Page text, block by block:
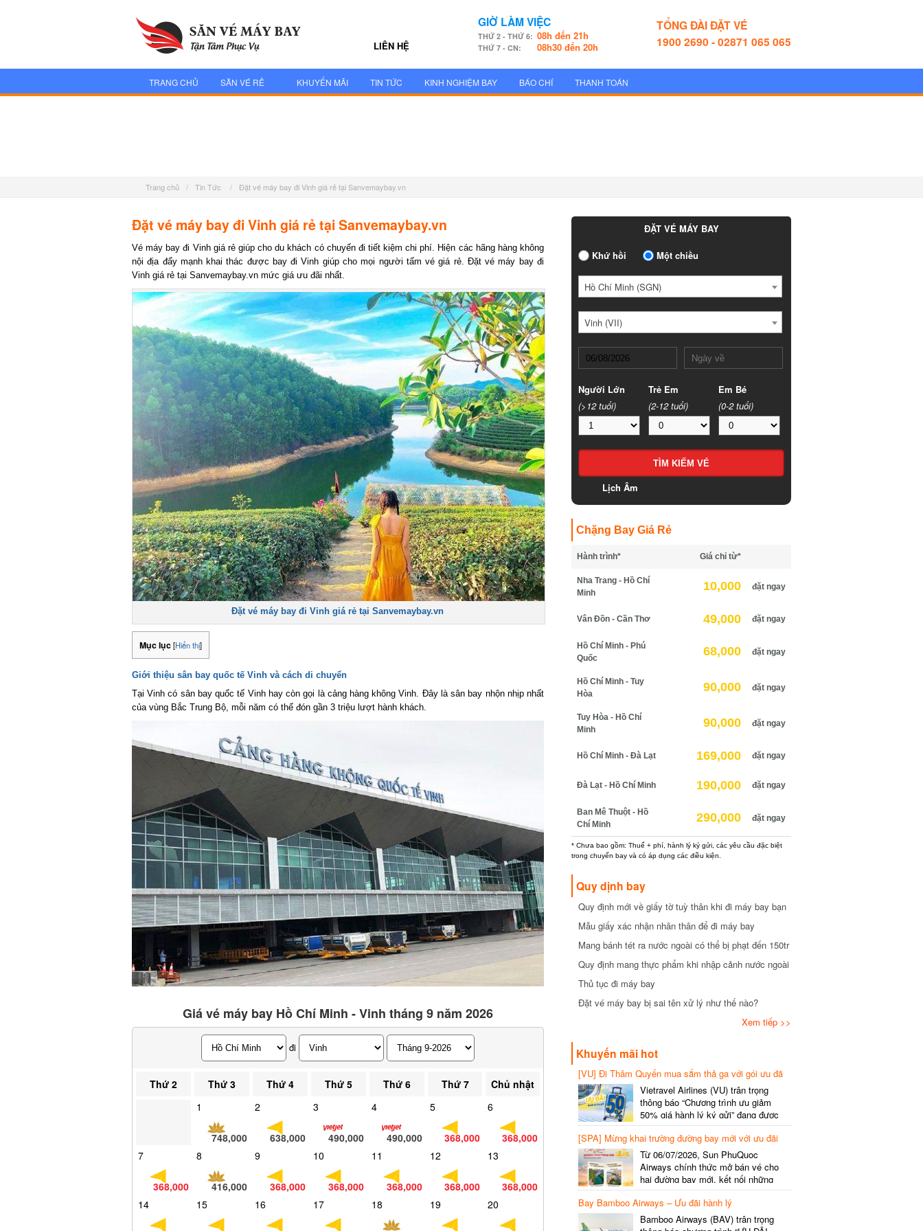
LIÊN HỆ
GIỜ LÀM VIỆC
THỨ 2 - THỨ 6:08h đến 21h
THỨ 7 - CN: 08h30 đến 20h
TỔNG ĐÀI ĐẶT VÉ
1900 2690 - 02871 065 065
TRANG CHỦ SĂN VÉ RẺ KHUYẾN MÃI TIN TỨC KINH NGHIỆM BAY BÁO CHÍ THANH TOÁN
Trang chủ / Tin Tức / Đặt vé máy bay đi Vinh giá rẻ tại Sanvemaybay.vn
Đặt vé máy bay đi Vinh giá rẻ tại Sanvemaybay.vn
Vé máy bay đi Vinh giá rẻ giúp cho du khách có chuyến đi tiết kiệm chi phí. Hiện các hãng hàng không
nội địa đẩy mạnh khai thác được bay đi Vinh giúp cho mọi người tấm vé giá rẻ. Đặt vé máy bay đi
Vinh giá rẻ tại Sanvemaybay.vn mức giá ưu đãi nhất.
Đặt vé máy bay đi Vinh giá rẻ tại Sanvemaybay.vn
Mục lục [Hiển thị]
Giới thiệu sân bay quốc tế Vinh và cách di chuyển
Tại Vinh có sân bay quốc tế Vinh hay còn gọi là cảng hàng không Vinh. Đây là sân bay nhộn nhịp nhất
của vùng Bắc Trung Bộ, mỗi năm có thể đón gần 3 triệu lượt hành khách.
Giá vé máy bay Hồ Chí Minh - Vinh tháng 9 năm 2026
đi
Thứ 2 Thứ 3 Thứ 4 Thứ 5 Thứ 6 Thứ 7
Chủ nhật
748,000
2
638,000
3
490,000
4
490,000
5
368,000
6
368,000
7
368,000
8
416,000
9
368,000
10
368,000
11
368,000
12
368,000
13
368,000
14
15 16 17 18 19 20
ĐẶT VÉ MÁY BAY
Khứ hồi Một chiều
Hồ Chí Minh (SGN)
Vinh (VII)
Người Lớn
(>12 tuổi)
Trẻ Em
(2-12 tuổi)
Em Bé
(0-2 tuổi)
Lịch Âm
Chặng Bay Giá Rẻ
Hành trình* Giá chỉ từ*
Nha Trang - Hồ Chí
Minh
10,000 đặt ngay
Vân Đồn - Cần Thơ 49,000 đặt ngay
Hồ Chí Minh - Phú
Quốc
68,000 đặt ngay
Hồ Chí Minh - Tuy
Hòa
90,000 đặt ngay
Tuy Hòa - Hồ Chí
Minh
90,000 đặt ngay
Hồ Chí Minh - Đà Lạt 169,000 đặt ngay
Đà Lạt - Hồ Chí Minh 190,000 đặt ngay
Ban Mê Thuột - Hồ
Chí Minh
290,000 đặt ngay
* Chưa bao gồm: Thuế + phí, hành lý ký gửi, các yêu cầu đặc biệt
trong chuyến bay và có áp dụng các điều kiện.
Quy dịnh bay
Quy định mới về giấy tờ tuỳ thân khi đi máy bay bạn
cần biết
Mẫu giấy xác nhận nhân thân để đi máy bay
Mang bánh tét ra nước ngoài có thể bị phạt đến 150tr
Quy định mang thực phẩm khi nhập cảnh nước ngoài
Thủ tục đi máy bay
Đặt vé máy bay bị sai tên xử lý như thế nào?
Xem tiếp >>
Khuyến mãi hot
[VU] Đi Thâm Quyến mua sắm thả ga với gói ưu đã
giảm 50% phí gói cướcVietravel Airlines (VU) trân trọng
thông báo “Chương trình ưu giảm
50% giá hành lý ký gửi” đang được
triển khai cho đường bay quốc tế mới
kết nối từ TP. Hồ Chí Minh
(SGN) đi Thâm Quyến – Trung Quốc
(SZX), chi tiết như sau: LỊCH BAY
CHI TIẾT Đường bay SHCB Giờ khởi
hành Giờ đến Tần suất…
[SPA] Mừng khai trường đường bay mới với ưu đãi
20%
Từ 06/07/2026, Sun PhuQuoc
Airways chính thức mở bán vé cho
hai đường bay mới, kết nối những
điểm đến giàu trải nghiệm, giúp hành
khách khám phá vẻ đẹp thiên nhiên
và văn hóa của miền Trung Việt Nam.
Bay Bamboo Airways – Ưu đãi hành lý
Bamboo Airways (BAV) trân trọng